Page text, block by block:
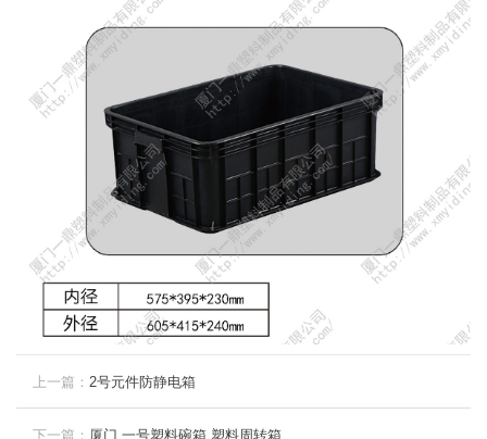
上一篇： 2号元件防静电箱
下一篇： 厦门 一号塑料碗箱 塑料周转箱